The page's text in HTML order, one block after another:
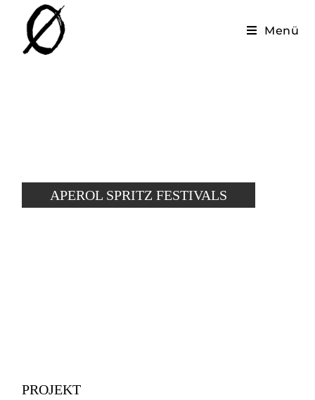
Menü
APEROL SPRITZ FESTIVALS
PROJEKT